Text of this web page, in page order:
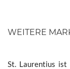
WEITERE
St. Laurentius ist